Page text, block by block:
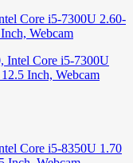
Core i5-7300U 2.60-
Webcam
Core i5-8350U 1.70